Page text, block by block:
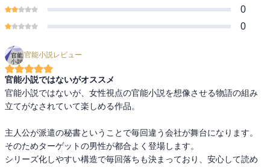
0
0
官能小説レビュー
官能小説ではないがオススメ
官能小説ではないが、女性視点の官能小説を想像させる物語の組み
立てがなされていて楽しめる作品。
主人公が派遣の秘書ということで毎回違う会社が舞台になります。
そのためターゲットの男性が都合よく登場します。
シリーズ化しやすい構造で毎回落ちも決まっており、安心して読め